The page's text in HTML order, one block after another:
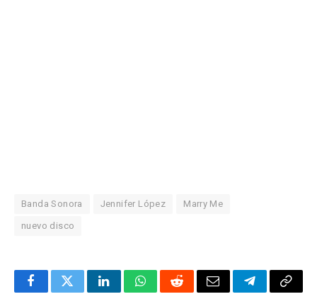
Banda Sonora Jennifer López Marry Me
nuevo disco
FacebookTwitterLinkedInWhatsAppRedditCorreoTelegrama